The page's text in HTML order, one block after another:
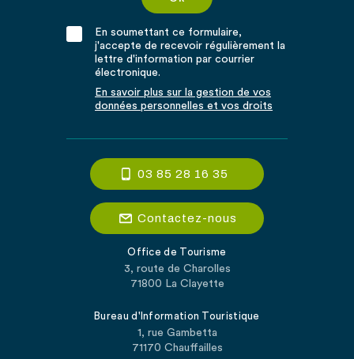
En soumettant ce formulaire,
j'accepte de recevoir régulièrement la
lettre d'information par courrier
électronique.
En savoir plus sur la gestion de vos
données personnelles et vos droits
03 85 28 16 35
Contactez-nous
Office de Tourisme
3, route de Charolles
71800 La Clayette
Bureau d'Information Touristique
1, rue Gambetta
71170 Chauffailles